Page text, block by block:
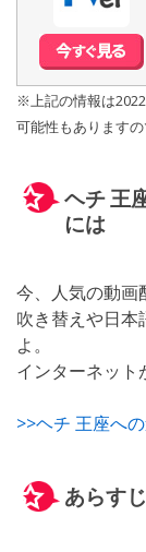
※上記の情報は
可能性もあります
ヘチ 王
には
今、人気の動画
吹き替えや日本
よ。
インターネット
>>ヘチ 王座へ
あらすじ